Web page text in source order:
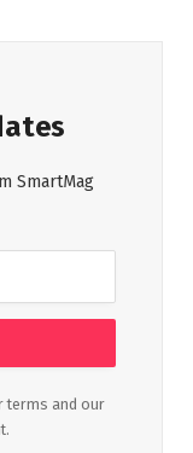
SmartMag
terms and our